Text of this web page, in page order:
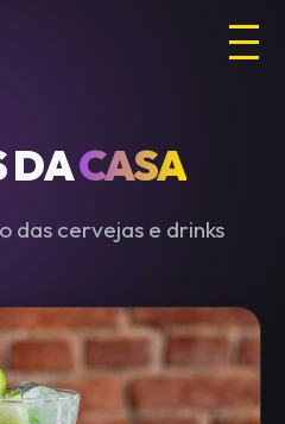
DACASA
das cervejas e drinks